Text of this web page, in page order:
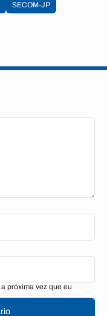
SECOM-JP
próxima vez que eu